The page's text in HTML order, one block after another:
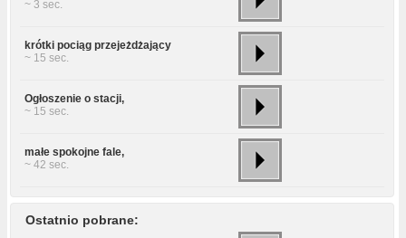
~ 3 sec.
krótki pociąg przejeżdżający
~ 15 sec.
Ogłoszenie o stacji,
~ 15 sec.
małe spokojne fale,
~ 42 sec.
Ostatnio pobrane: